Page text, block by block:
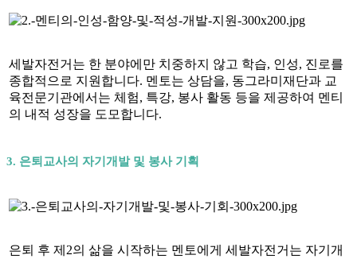
세발자전거는 한 분야에만 치중하지 않고 학습, 인성, 진로를
종합적으로 지원합니다. 멘토는 상담을, 동그라미재단과 교
육전문기관에서는 체험, 특강, 봉사 활동 등을 제공하여 멘티
의 내적 성장을 도모합니다.
3. 은퇴교사의 자기개발 및 봉사 기획
은퇴 후 제2의 삶을 시작하는 멘토에게 세발자전거는 자기개